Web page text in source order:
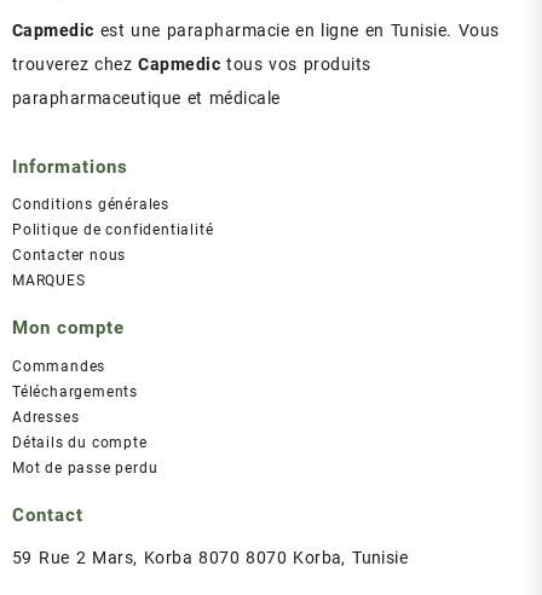
Capmedic est une parapharmacie en ligne en Tunisie. Vous
trouverez chezCapmedic tous vos produits
parapharmaceutique et médicale
Informations
Conditions générales
Politique de confidentialité
Contacter nous
MARQUES
Mon compte
Commandes
Téléchargements
Adresses
Détails du compte
Mot de passe perdu
Contact
59 Rue 2 Mars, Korba 8070 8070 Korba, Tunisie